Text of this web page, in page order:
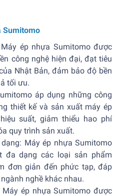
Sumitomo
ép nhựa Sumitomo được
công nghệ hiện đại, đạt tiêu
Nhật Bản, đảm bảo độ bền
tối ưu.
áp dụng những công
thiết kế và sản xuất máy ép
suất, giảm thiểu hao phí
quy trình sản xuất.
Máy ép nhựa Sumitomo
đa dạng các loại sản phẩm
đơn giản đến phức tạp, đáp
nghề khác nhau.
ép nhựa Sumitomo được